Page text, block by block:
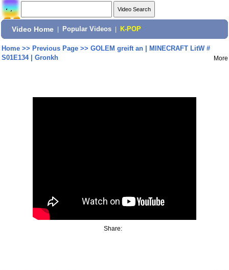
Video Home Popular Videos K-POP
Home>> Previous Page>> GOLEM greift an | MINECRAFT LitW #
S01E134 | Gronkh
More
Share: